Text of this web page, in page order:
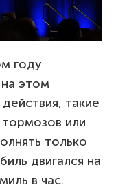
году
этом
такие
или
только
двигался на
в час.